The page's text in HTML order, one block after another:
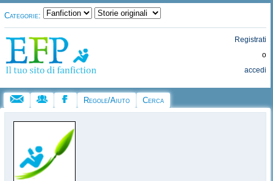
Categorie:
Registrati
o
accedi
Regole/Aiuto Cerca